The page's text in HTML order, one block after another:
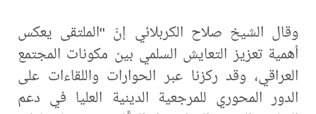
وقال الشيخ صلاح الكربلائي إنّ "الملتقى يعكس
أهمية تعزيز التعايش السلمي بين مكونات المجتمع
العراقي، وقد ركزنا عبر الحوارات واللقاءات على
الدور المحوري للمرجعية الدينية العليا في دعم